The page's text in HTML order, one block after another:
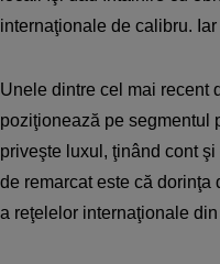
internaţionale de calibru.
Unele dintre cel mai recent
poziţionează pe segmentul
priveşte luxul, ţinând cont
de remarcat este că dorinţa
a reţelelor internaţionale